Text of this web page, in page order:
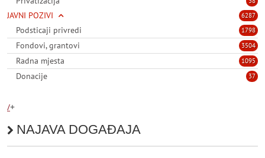
6287
JAVNI POZIVI
1798
Podsticaji privredi
3504
Fondovi, grantovi
1095
Radna mjesta
37
Donacije
/+
NAJAVA DOGAĐAJA